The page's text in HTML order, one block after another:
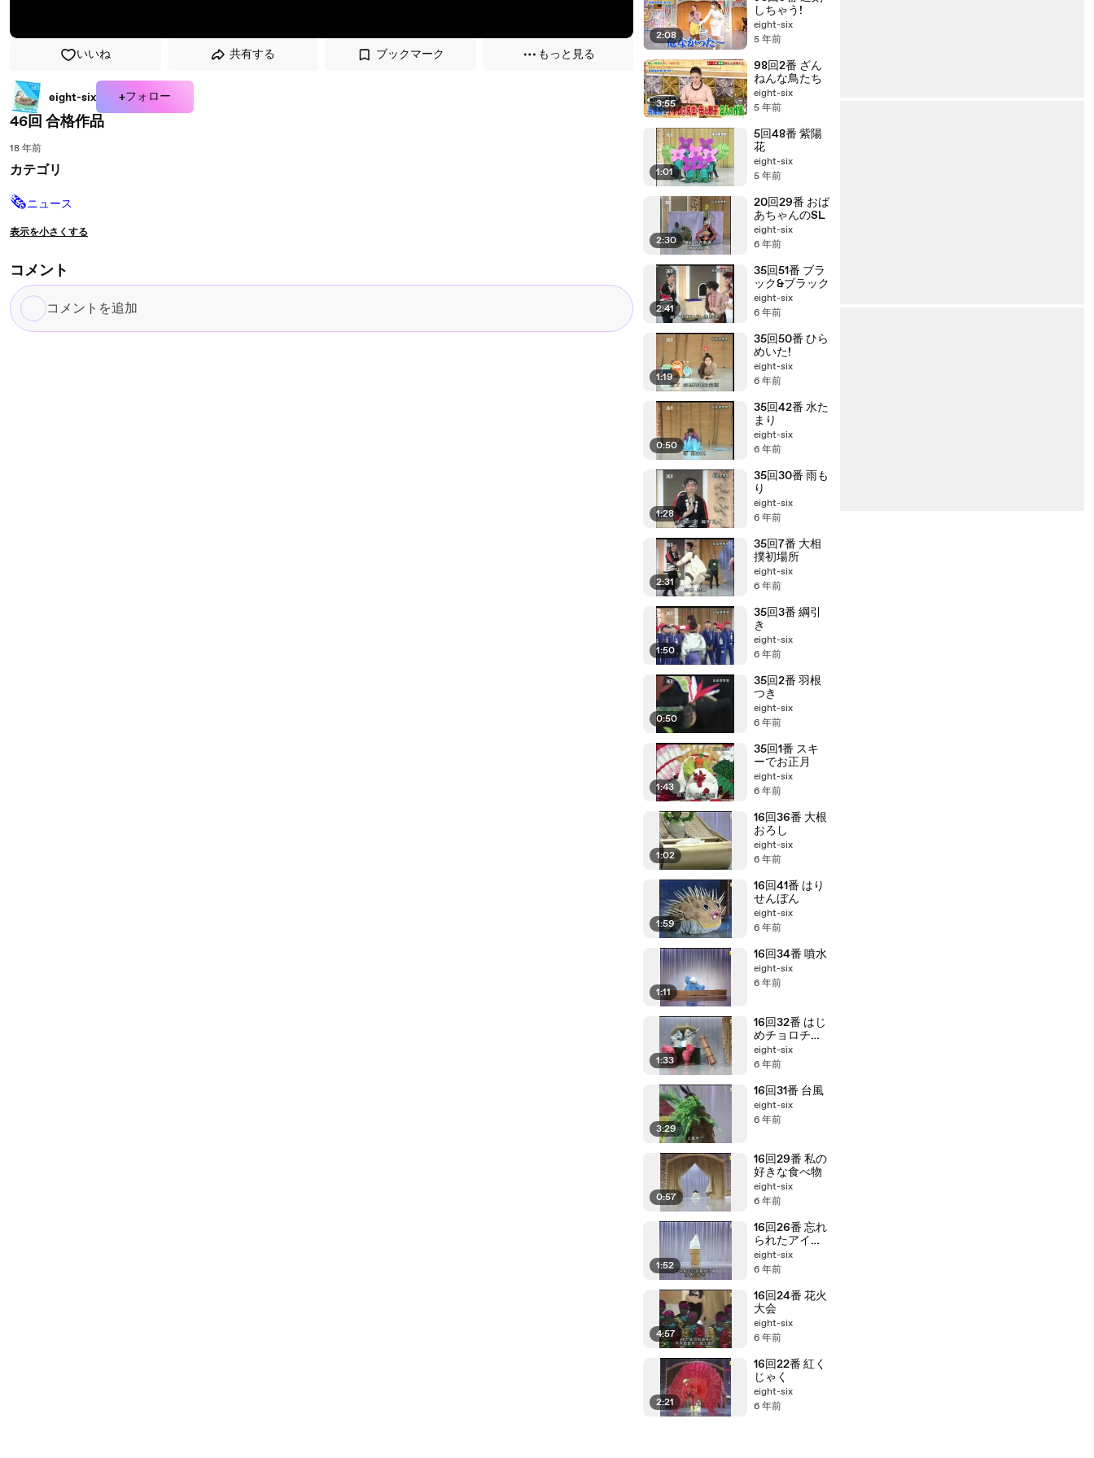
いいね 共有する ブックマーク もっと見る
eight-six +フォロー
46回 合格作品
18 年前
カテゴリ
🗞ニュース
表示を小さくする
コメント
コ
メ
2:08
しちゃう!
eight-six
5 年前
3:55
98回2番 ざん
ねんな鳥たち
eight-six
5 年前
1:01
5回48番 紫陽
花
eight-six
5 年前
2:30
20回29番 おば
あちゃんのSL
eight-six
6 年前
2:41
35回51番 ブラ
ック&ブラック
eight-six
6 年前
1:19
35回50番 ひら
めいた!
eight-six
6 年前
0:50
35回42番 水た
まり
eight-six
6 年前
1:28
35回30番 雨も
り
eight-six
6 年前
2:31
35回7番 大相
撲初場所
eight-six
6 年前
1:50
35回3番 綱引
き
eight-six
6 年前
0:50
35回2番 羽根
つき
eight-six
6 年前
1:43
35回1番 スキ
ーでお正月
eight-six
6 年前
1:02
16回36番 大根
おろし
eight-six
6 年前
1:59
16回41番 はり
せんぼん
eight-six
6 年前
1:11
16回34番 噴水
eight-six
6 年前
1:33
16回32番 はじ
めチョロチョ
ロなかパッパ
eight-six
6 年前
3:29
16回31番 台風
eight-six
6 年前
0:57
16回29番 私の
好きな食べ物
eight-six
6 年前
1:52
16回26番 忘れ
られたアイス
クリーム
eight-six
6 年前
4:57
16回24番 花火
大会
eight-six
6 年前
2:21
16回22番 紅く
じゃく
eight-six
6 年前